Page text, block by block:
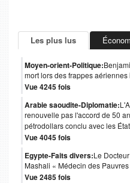
Les plus lus
Moyen-orient-Politique:
mort lors des frappes
Vue 4245 fois
Arabie saoudite-Diplomatie:
renouvelle pas l'accord de 50
pétrodollars conclu avec les
Vue 4045 fois
Egypte-Faits divers:Le
Mashali « Médecin des Pauvres
Vue 2485 fois